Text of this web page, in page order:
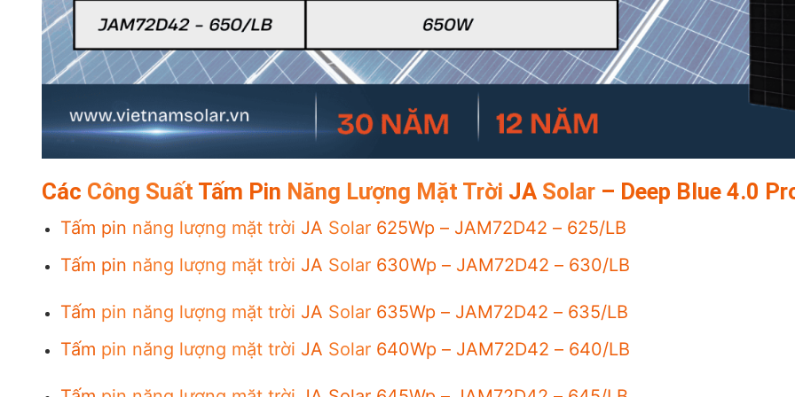
Các Công Suất Tấm Pin Năng Lượng Mặt Trời JA Solar – Deep Blue 4.0
Tấm pin năng lượng mặt trời JA Solar625Wp – JAM72D42 – 625/LB
Tấm pin năng lượng mặt trời JA Solar630Wp – JAM72D42 – 630/LB
Tấm pin năng lượng mặt trời JA Solar635Wp – JAM72D42 – 635/LB
Tấm pin năng lượng mặt trời JA Solar640Wp – JAM72D42 – 640/LB